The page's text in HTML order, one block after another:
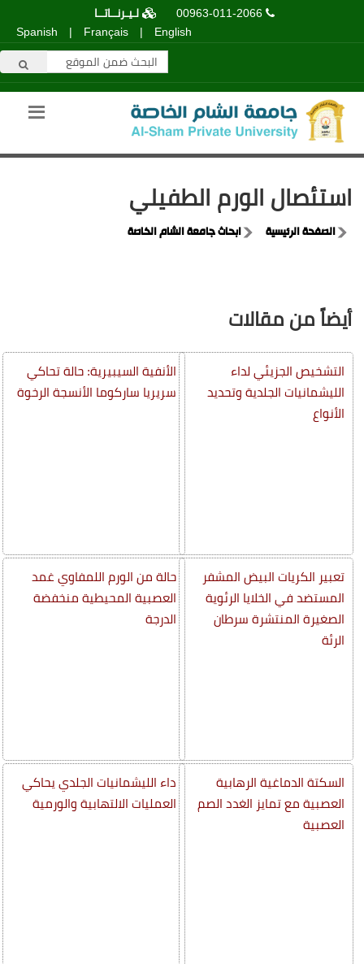
00963-011-2066
لـيـرنــاتــا
English
|
Français
|
Spanish
استئصال الورم الطفيلي
الصفحة الرئيسية ابحاث جامعة الشام الخاصة
أيضاً من مقالات
التشخيص الجزيئي لداء
الليشمانيات الجلدية وتحديد
الأنواع
تعبير الكريات البيض المشفر
المستضد في الخلايا الرئوية
الصغيرة المنتشرة سرطان
الرئة
السكتة الدماغية الرهابية
العصبية مع تمايز الغدد الصم
العصبية
الأنفية السيبيرية: حالة تحاكي
سريريا ساركوما الأنسجة الرخوة
حالة من الورم اللمفاوي غمد
العصبية المحيطية منخفضة
الدرجة
داء الليشمانيات الجلدي يحاكي
العمليات الالتهابية والورمية